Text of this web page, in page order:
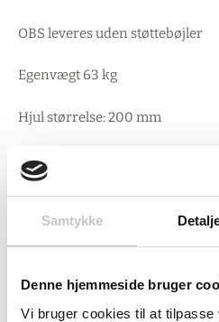
Samtykke
Denne hjemmeside bruger
Vi bruger cookies til at tilpasse
OBS leveres uden støttebøjler
Egenvægt 63 kg
Hjul størrelse: 200 mm
Produceret i Tyskland af Fetra.